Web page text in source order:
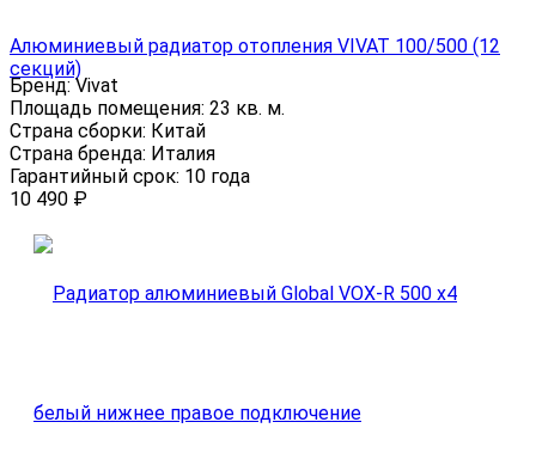
Алюминиевый радиатор отопления VIVAT 100/500 (12
секций)
Бренд:Vivat
Площадь помещения: 23 кв. м.
Страна сборки: Китай
Страна бренда: Италия
Гарантийный срок: 10 года
10 490 ₽